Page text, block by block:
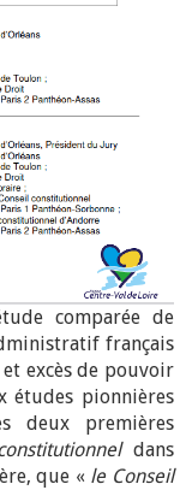
comparée de
français
excès de pouvoir
études pionnières
deux premières
dans
que « le Conseil